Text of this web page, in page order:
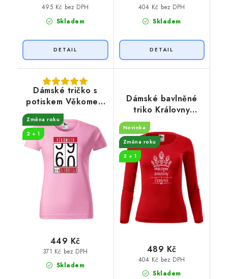
Skladem
495 Kč bez DPH
Skladem
404 Kč bez DPH
Dámské tričko s
potiskem Věkometr
60
Změna roku
2 + 1
Skladem
371 Kč bez DPH
449 Kč
Dámské bavlněné
triko Královny
koruna
Novinka
Změna roku
2 + 1
Skladem
404 Kč bez DPH
489 Kč